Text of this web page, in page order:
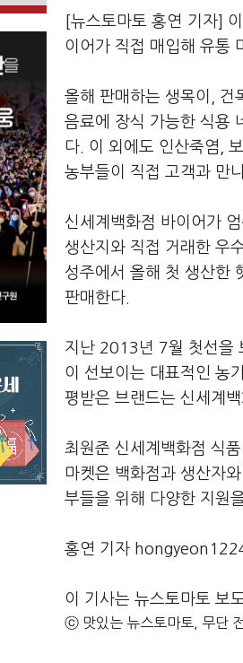
[뉴스토마토 홍연 기자]
이어가 직접 매입해 유통
올해 판매하는 생목이, 건
음료에 장식 가능한 식용
다. 이 외에도 인산죽염,
농부들이 직접 고객과 만
신세계백화점 바이어가
생산지와 직접 거래한 우
성주에서 올해 첫 생산한
판매한다.
지난 2013년 7월 첫선을
이 선보이는 대표적인 농
평받은 브랜드는 신세계
최원준 신세계백화점 식
마켓은 백화점과 생산자
부들을 위해 다양한 지원
홍연 기자
이 기사는 뉴스토마토 보
ⓒ 맛있는 뉴스토마토, 무단